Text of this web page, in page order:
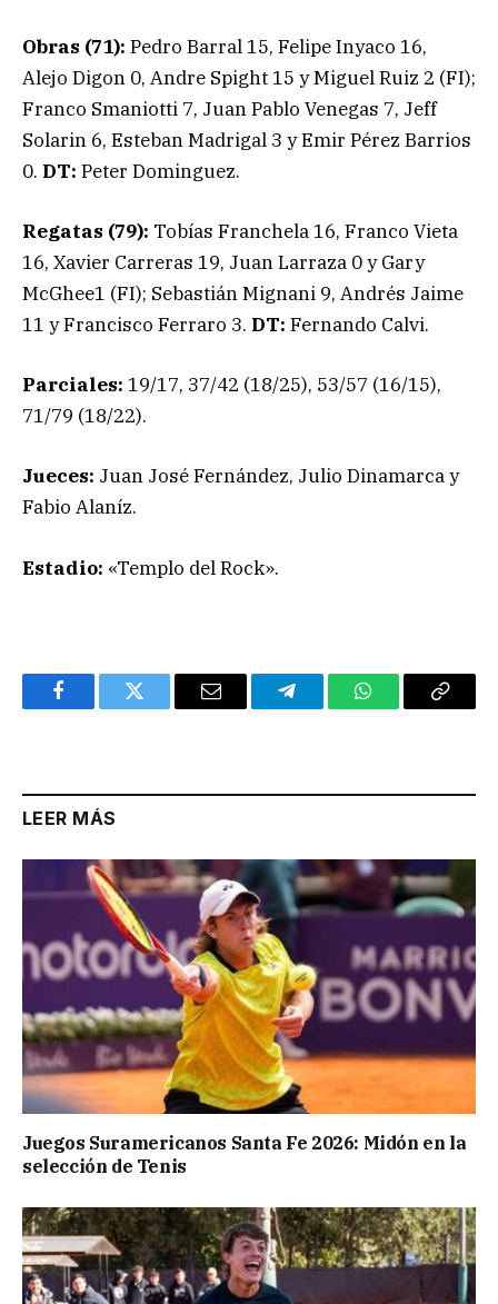
Obras (71): Pedro Barral 15, Felipe Inyaco 16,
Alejo Digon 0, Andre Spight 15 y Miguel Ruiz 2 (FI);
Franco Smaniotti 7, Juan Pablo Venegas 7, Jeff
Solarin 6, Esteban Madrigal 3 y Emir Pérez Barrios
0. DT: Peter Dominguez.
Regatas (79): Tobías Franchela 16, Franco Vieta
16, Xavier Carreras 19, Juan Larraza 0 y Gary
McGhee1 (FI); Sebastián Mignani 9, Andrés Jaime
11 y Francisco Ferraro 3. DT: Fernando Calvi.
Parciales: 19/17, 37/42 (18/25), 53/57 (16/15),
71/79 (18/22).
Jueces: Juan José Fernández, Julio Dinamarca y
Fabio Alaníz.
Estadio: «Templo del Rock».
FacebookTwitter Email TelegramWhatsAppCopy
LEER MÁS
Juegos Suramericanos Santa Fe 2026: Midón en la
selección de Tenis